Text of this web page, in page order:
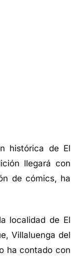
histórica de El
llegará con
de cómics, ha
localidad de El
Villaluenga del
ha contado con